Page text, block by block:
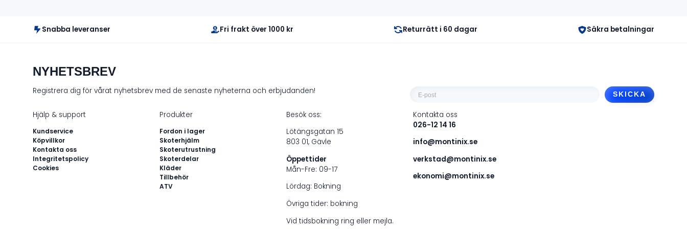
Snabba leveranser Fri frakt över 1000 kr Returrätt i 60 dagar Säkra betalningar
NYHETSBREV
Registrera dig för vårat nyhetsbrev med de senaste nyheterna och erbjudanden!
*
Hjälp & support
Kundservice
Köpvillkor
Kontakta oss
Integritetspolicy
Cookies
Produkter
Fordon i lager
Skoterhjälm
Skoterutrustning
Skoterdelar
Kläder
Tillbehör
ATV
Besök oss:
Lötängsgatan 15
803 01, Gävle
Öppettider
Mån-Fre: 09-17
Lördag: Bokning
Övriga tider: bokning
Vid tidsbokning ring eller mejla.
Kontakta oss
026-12 14 16
info@montinix.se
verkstad@montinix.se
ekonomi@montinix.se